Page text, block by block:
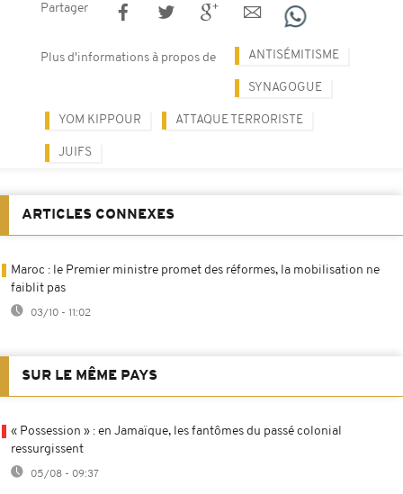
Partager
Plus d'informations à propos de ANTISÉMITISME
SYNAGOGUE
YOM KIPPOUR ATTAQUE TERRORISTE
JUIFS
ARTICLES CONNEXES
Maroc : le Premier ministre promet des réformes, la mobilisation ne
faiblit pas
03/10 - 11:02
SUR LE MÊME PAYS
« Possession » : en Jamaïque, les fantômes du passé colonial
ressurgissent
05/08 - 09:37